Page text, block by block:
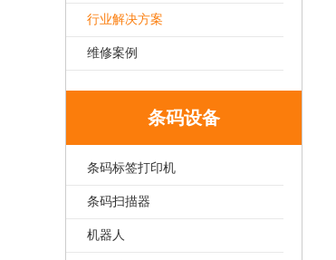
行业解决方案
维修案例
条码设备
条码标签打印机
条码扫描器
机器人